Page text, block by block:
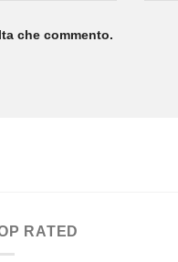
che commento.
RATED